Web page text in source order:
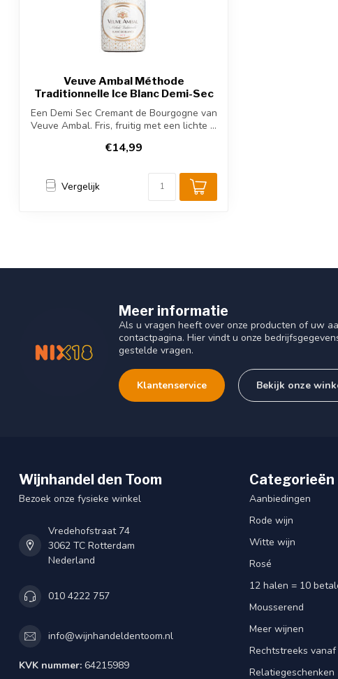
Veuve Ambal Méthode
Traditionnelle Ice Blanc Demi-Sec
Een Demi Sec Cremant de Bourgogne van
Veuve Ambal. Fris, fruitig met een lichte ...
€14,99
Vergelijk
Meer informatie
Als u vragen heeft over onze producten of uw
contactpagina. Hier vindt u onze
gestelde vragen.
Klantenservice Bekijk onze
Wijnhandel den Toom
Bezoek onze fysieke winkel
Vredehofstraat 74
3062 TC Rotterdam
Nederland
010 4222 757
info@wijnhandeldentoom.nl
KVK nummer: 64215989
Categorieën
Aanbiedingen
Rode wijn
Witte wijn
Rosé
12 halen = 10
Mousserend
Meer wijnen
Rechtstreeks
Relatiegeschenken